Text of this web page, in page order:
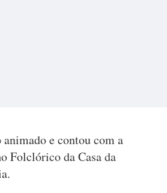
e contou com a
Folclórico da Casa da